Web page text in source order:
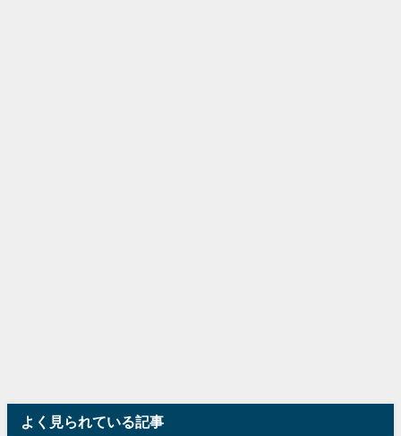
よく見られている記事